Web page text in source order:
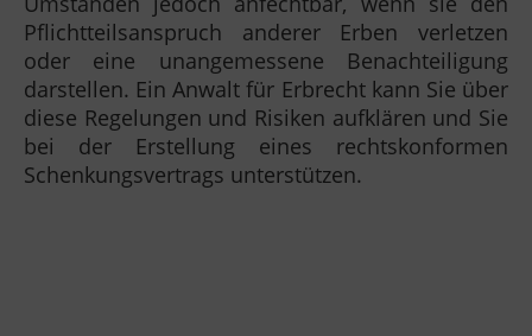
Pflichtteilsanspruch anderer Erben verletzen
oder eine unangemessene Benachteiligung
darstellen. Ein Anwalt für Erbrecht kann Sie über
diese Regelungen und Risiken aufklären und Sie
bei der Erstellung eines rechtskonformen
Schenkungsvertrags unterstützen.